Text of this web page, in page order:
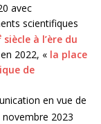
avec
scientifiques
siècle à l’ère du
2022, « la place
de
en vue de
2023